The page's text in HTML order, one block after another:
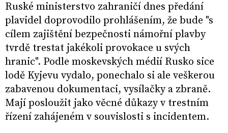
Ruské ministerstvo zahraničí dnes předání
plavidel doprovodilo prohlášením, že bude "s
cílem zajištění bezpečnosti námořní plavby
tvrdě trestat jakékoli provokace u svých
hranic". Podle moskevských médií Rusko sice
lodě Kyjevu vydalo, ponechalo si ale veškerou
zabavenou dokumentaci, vysílačky a zbraně.
Mají posloužit jako věcné důkazy v trestním
řízení zahájeném v souvislosti s incidentem.